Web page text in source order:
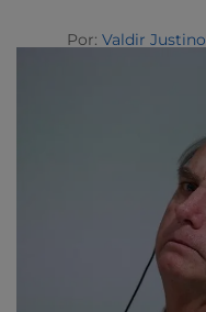
Por: Valdir Justino